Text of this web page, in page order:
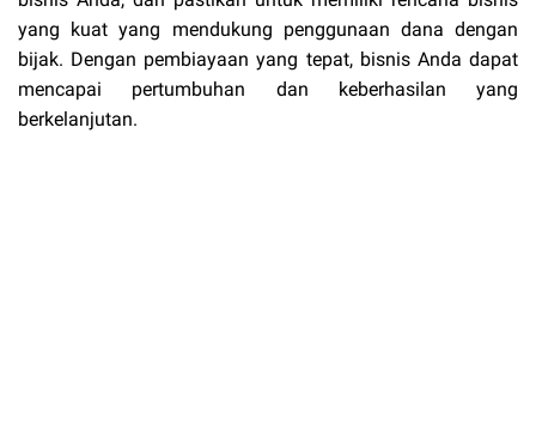
yang kuat yang mendukung penggunaan dana dengan
bijak. Dengan pembiayaan yang tepat, bisnis Anda dapat
mencapai pertumbuhan dan keberhasilan yang
berkelanjutan.